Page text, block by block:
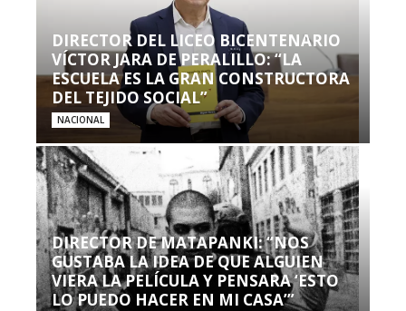
DIRECTOR DEL LICEO BICENTENARIO
VÍCTOR JARA DE PERALILLO: “LA
ESCUELA ES LA GRAN CONSTRUCTORA
DEL TEJIDO SOCIAL”
NACIONAL
DIRECTOR DE MATAPANKI: “NOS
GUSTABA LA IDEA DE QUE ALGUIEN
VIERA LA PELÍCULA Y PENSARA ‘ESTO
LO PUEDO HACER EN MI CASA’”